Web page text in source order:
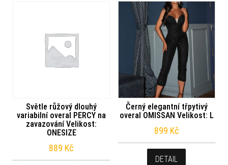
Světle růžový dlouhý
variabilní overal PERCY na
zavazování Velikost:
ONESIZE
889 Kč
Černý elegantní třpytivý
overal OMISSAN Velikost: L
899 Kč
DETAIL